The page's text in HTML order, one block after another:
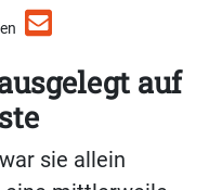
auf
sie allein